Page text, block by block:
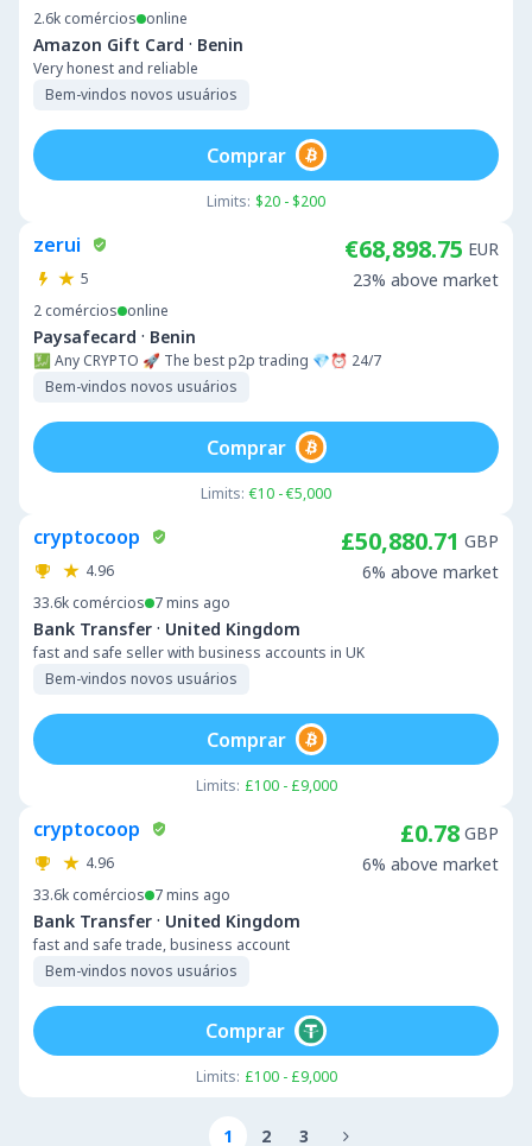
2.6k comércios online
Amazon Gift Card · Benin
Very honest and reliable
Bem-vindos novos usuários
Limits: $20 - $200
Comprar
zerui
5
2 comércios online
Paysafecard · Benin
💹 Any CRYPTO 🚀 The best p2p trading 💎⏰ 24/7
Bem-vindos novos usuários
€68,898.75 EUR
23% above market
Limits: €10 - €5,000
Comprar
cryptocoop
4.96
33.6k comércios 7 mins ago
Bank Transfer · United Kingdom
fast and safe seller with business accounts in UK
Bem-vindos novos usuários
£50,880.71 GBP
6% above market
Limits: £100 - £9,000
Comprar
cryptocoop
4.96
33.6k comércios 7 mins ago
Bank Transfer · United Kingdom
fast and safe trade, business account
Bem-vindos novos usuários
£0.78 GBP
6% above market
Limits: £100 - £9,000
Comprar
1 2 3 